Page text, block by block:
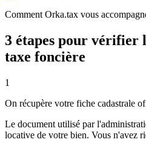
Comment Orka.tax vous
3 étapes pour vérifier
taxe foncière
1
On récupère votre fiche cadastrale
Le document utilisé par
locative de votre bien. Vous n'avez